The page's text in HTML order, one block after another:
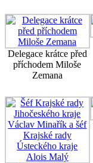
Delegace krátce před
příchodem Miloše
Zemana